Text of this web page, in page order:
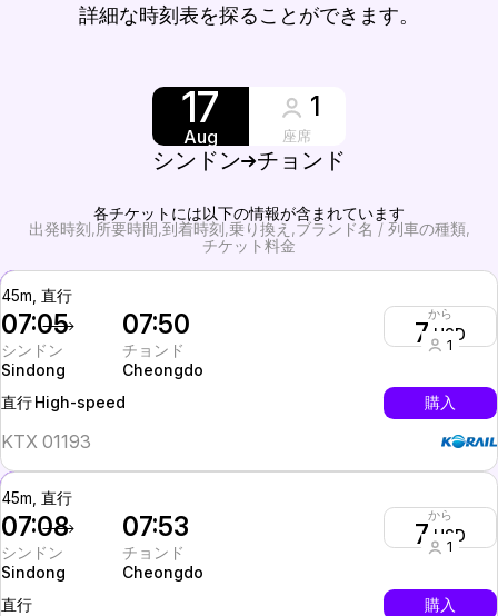
詳細な時刻表を探ることができます。
17
Aug
1
座席
シンドン チョンド
各チケットには以下の情報が含まれています
出発時刻 所要時間 到着時刻 乗り換え
ブランド名 / 列車の種類
チケット料金
45m, 直行
07:05
シンドン
Sindong
07:50
チョンド
Cheongdo
から
7 USD
1
直行 High-speed 購入
KTX 01193
45m, 直行
07:08
シンドン
Sindong
07:53
チョンド
Cheongdo
から
7 USD
1
直行 購入